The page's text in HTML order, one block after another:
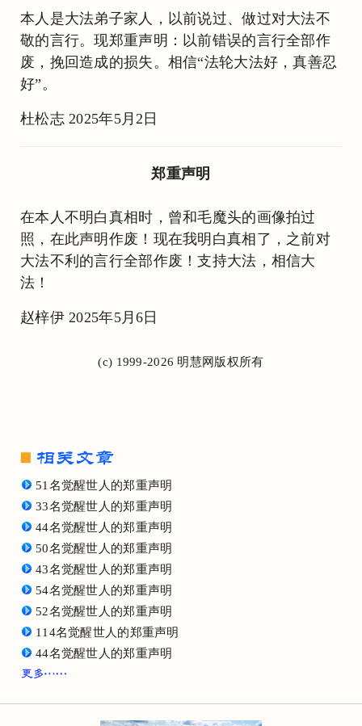
本人是大法弟子家人，以前说过、做过对大法不
敬的言行。现郑重声明：以前错误的言行全部作
废，挽回造成的损失。相信“法轮大法好，真善忍
好”。
杜松志 2025年5月2日
郑重声明
在本人不明白真相时，曾和毛魔头的画像拍过
照，在此声明作废！现在我明白真相了，之前对
大法不利的言行全部作废！支持大法，相信大
法！
赵梓伊 2025年5月6日
(c) 1999-2026 明慧网版权所有
51名觉醒世人的郑重声明
33名觉醒世人的郑重声明
44名觉醒世人的郑重声明
50名觉醒世人的郑重声明
43名觉醒世人的郑重声明
54名觉醒世人的郑重声明
52名觉醒世人的郑重声明
114名觉醒世人的郑重声明
44名觉醒世人的郑重声明